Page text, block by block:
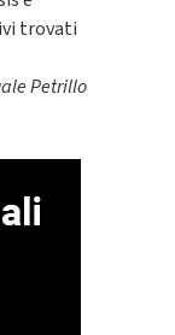
trovati
Petrillo